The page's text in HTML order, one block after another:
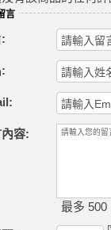
言
容:
最多 500